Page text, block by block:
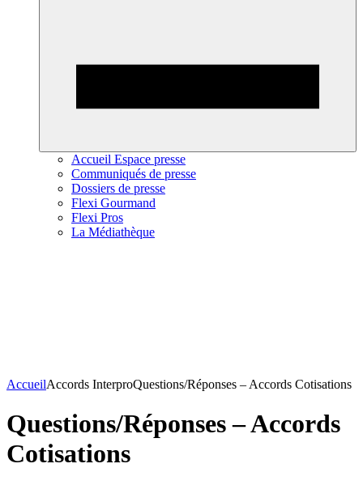
Accueil Espace presse
Communiqués de presse
Dossiers de presse
Flexi Gourmand
Flexi Pros
La Médiathèque
AccueilAccords InterproQuestions/Réponses – Accords Cotisations
Questions/Réponses – Accords
Cotisations